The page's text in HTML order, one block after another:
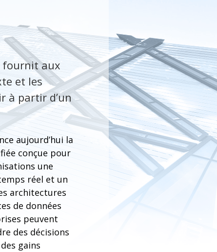
fournit aux
et les
à partir d’un
aujourd’hui la
conçue pour
une
réel et un
architectures
de données
peuvent
des décisions
gains